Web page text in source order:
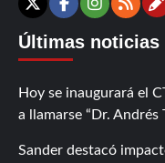
X Facebook
RSS
Últimas noticias
Hoy se inaugurará el
a llamarse “Dr. Andrés
Sander destacó